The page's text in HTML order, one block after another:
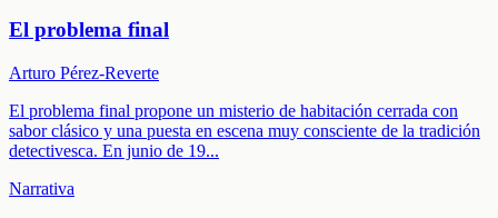
El problema final
Arturo Pérez-Reverte
El problema final propone un misterio de habitación cerrada con
sabor clásico y una puesta en escena muy consciente de la tradición
detectivesca. En junio de 19...
Narrativa